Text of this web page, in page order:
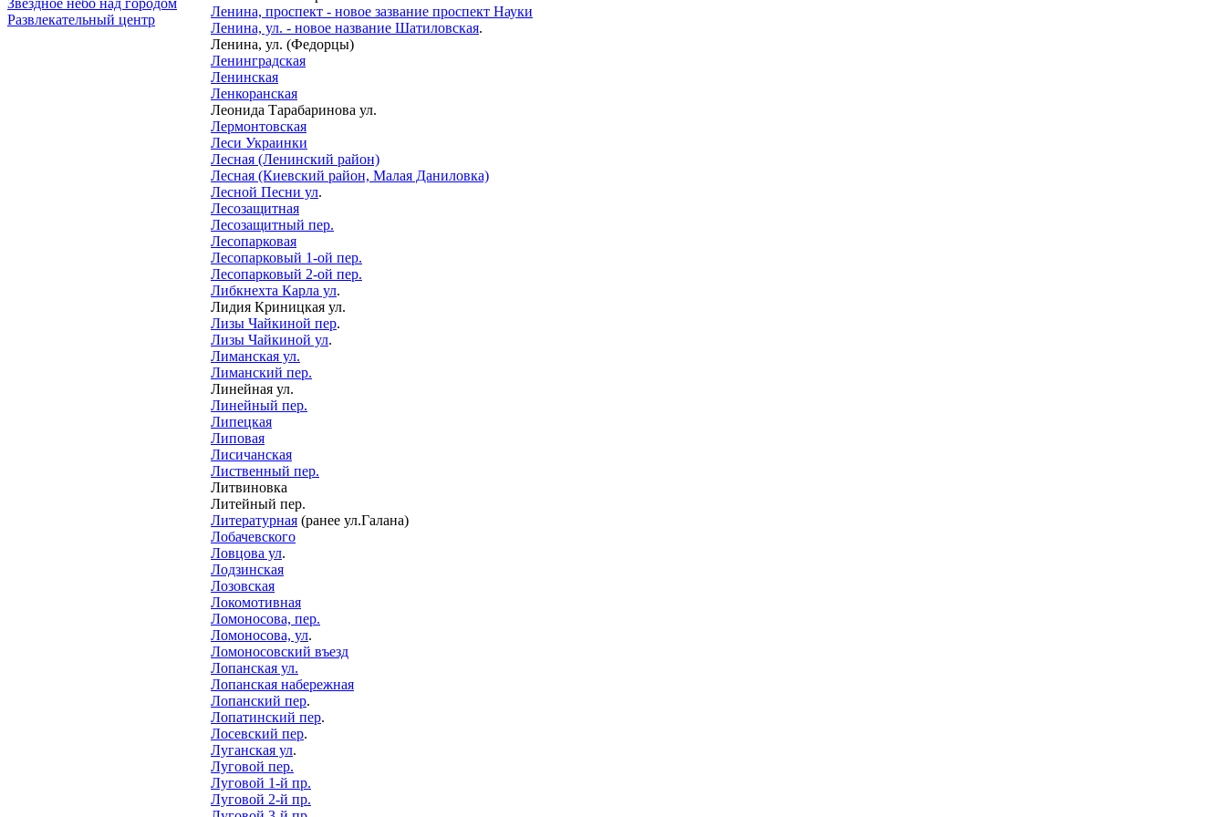
Звёздное небо над городом
Развлекательный центр
Ленина, проспект - новое зазвание проспект Науки
Ленина, ул. - новое название Шатиловская.
Ленина, ул. (Федорцы)
Ленинградская
Ленинская
Ленкоранская
Леонида Тарабаринова ул.
Лермонтовская
Леси Украинки
Лесная (Ленинский район)
Лесная (Киевский район, Малая Даниловка)
Лесной Песни ул.
Лесозащитная
Лесозащитный пер.
Лесопарковая
Лесопарковый 1-ой пер.
Лесопарковый 2-ой пер.
Либкнехта Карла ул.
Лидия Криницкая ул.
Лизы Чайкиной пер.
Лизы Чайкиной ул.
Лиманская ул.
Лиманский пер.
Линейная ул.
Линейный пер.
Липецкая
Липовая
Лисичанская
Лиственный пер.
Литвиновка
Литейный пер.
Литературная (ранее ул.Галана)
Лобачевского
Ловцова ул.
Лодзинская
Лозовская
Локомотивная
Ломоносова, пер.
Ломоносова, ул.
Ломоносовский въезд
Лопанская ул.
Лопанская набережная
Лопанский пер.
Лопатинский пер.
Лосевский пер.
Луганская ул.
Луговой пер.
Луговой 1-й пр.
Луговой 2-й пр.